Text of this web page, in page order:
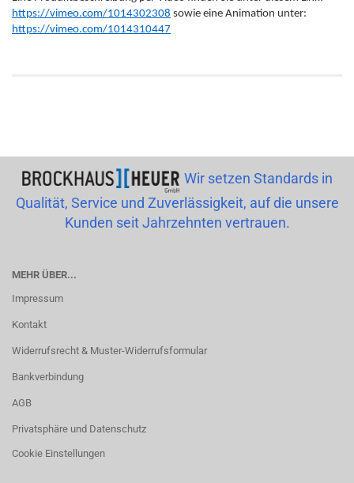
https://vimeo.com/1014302308 sowie eine Animation unter:
https://vimeo.com/1014310447
Wir setzen Standards in
Qualität, Service und Zuverlässigkeit, auf die unsere
Kunden seit Jahrzehnten vertrauen.
MEHR ÜBER...
Impressum
Kontakt
Widerrufsrecht & Muster-Widerrufsformular
Bankverbindung
AGB
Privatsphäre und Datenschutz
Cookie Einstellungen